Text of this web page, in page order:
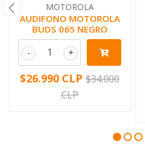
MOTOROLA
AUDIFONO MOTOROLA
BUDS 065 NEGRO
+
-
$26.990 CLP $34.000
CLP